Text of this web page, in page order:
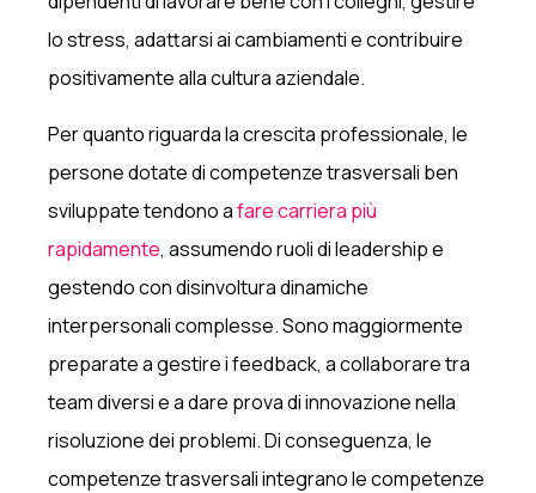
lo stress, adattarsi ai cambiamenti e contribuire
positivamente alla cultura aziendale.
Per quanto riguarda la crescita professionale, le
persone dotate di competenze trasversali ben
sviluppate tendono afare carriera più
rapidamente, assumendo ruoli di leadership e
gestendo con disinvoltura dinamiche
interpersonali complesse. Sono maggiormente
preparate a gestire i feedback, a collaborare tra
team diversi e a dare prova di innovazione nella
risoluzione dei problemi. Di conseguenza, le
competenze trasversali integrano le competenze